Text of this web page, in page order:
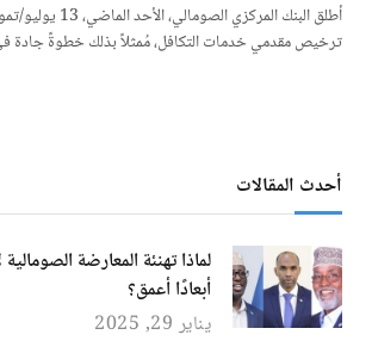
أطلق البنك المركزي
ترخيص مقدمي خدمات التكافل، مُمثلاً بذلك خطوةً جادة
أحدث المقالات
لماذا تهنئة المعارضة
أبعادًا أعمق؟
يناير 29, 2025